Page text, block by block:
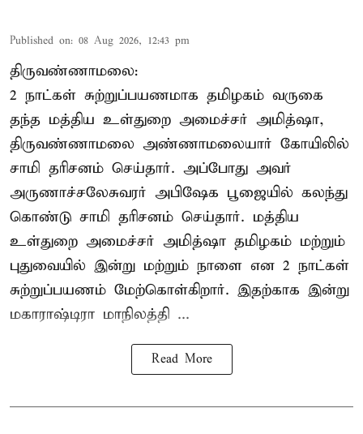
Published on: 08 Aug 2026, 12:43 pm
திருவண்ணாமலை:
2 நாட்கள் சுற்றுப்பயணமாக தமிழகம் வருகை
தந்த மத்திய உள்துறை அமைச்சர் அமித்ஷா,
திருவண்ணாமலை அண்ணாமலையார் கோயிலில்
சாமி தரிசனம் செய்தார். அப்போது அவர்
அருணாச்சலேசுவரர் அபிஷேக பூஜையில் கலந்து
கொண்டு சாமி தரிசனம் செய்தார். மத்திய
உள்துறை அமைச்சர் அமித்ஷா தமிழகம் மற்றும்
புதுவையில் இன்று மற்றும் நாளை என 2 நாட்கள்
சுற்றுப்பயணம் மேற்கொள்கிறார். இதற்காக இன்று
மகாராஷ்டிரா மாநிலத்தி ...
Read More